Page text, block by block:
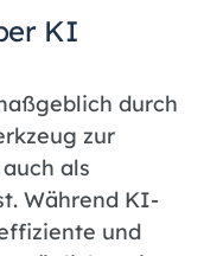
KI
durch
zur
als
Während KI-
und